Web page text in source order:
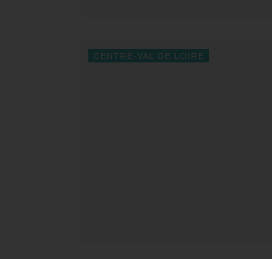
CENTRE-VAL DE LOIRE